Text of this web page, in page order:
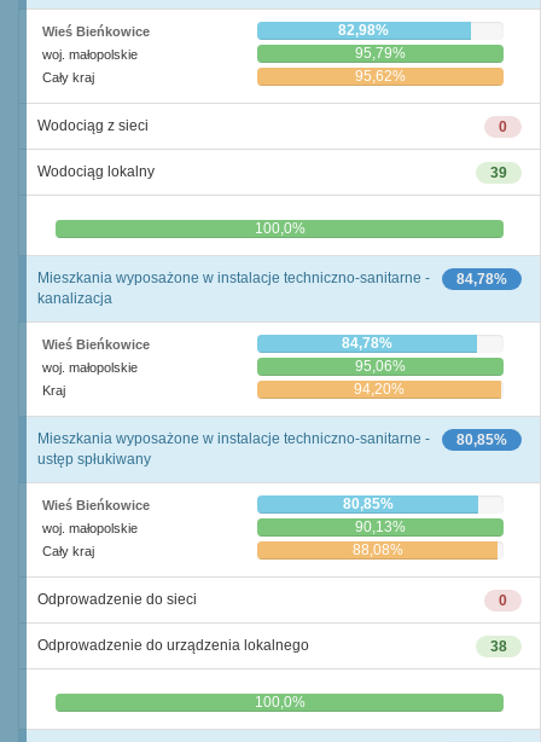
Wieś Bieńkowice 82,98%
woj. małopolskie 95,79%
Cały kraj 95,62%
0
Wodociąg z sieci
39
Wodociąg lokalny
0,0% 100,0%
84,78%
Mieszkania wyposażone w instalacje techniczno-sanitarne -
kanalizacja
Wieś Bieńkowice 84,78%
woj. małopolskie 95,06%
Kraj 94,20%
80,85%
Mieszkania wyposażone w instalacje techniczno-sanitarne -
ustęp spłukiwany
Wieś Bieńkowice 80,85%
woj. małopolskie 90,13%
Cały kraj 88,08%
0
Odprowadzenie do sieci
38
Odprowadzenie do urządzenia lokalnego
0,0% 100,0%